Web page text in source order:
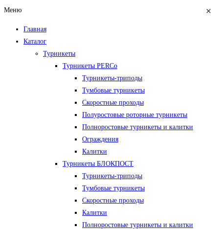
Меню
Главная
Каталог
Турникеты
Турникеты PERCo
Турникеты-триподы
Тумбовые турникеты
Скоростные проходы
Полуростовые роторные турникеты
Полноростовые турникеты и калитки
Ограждения
Калитки
Турникеты БЛОКПОСТ
Турникеты-триподы
Тумбовые турникеты
Скоростные проходы
Калитки
Полноростовые турникеты и калитки
×